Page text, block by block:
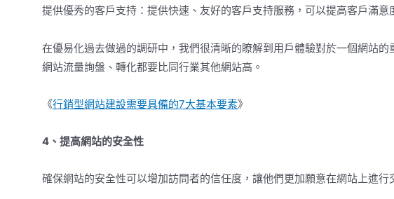
提供優秀的客戶支持：提供快速、友好的客戶支持服務，可以提高客戶滿意
在優易化過去做過的調研中，我們很清晰的瞭解到用戶體驗對於一個網站
網站流量詢盤、轉化都要比同行業其他網站高。
《行銷型網站建設需要具備的7大基本要素》
4、提高網站的安全性
確保網站的安全性可以增加訪問者的信任度，讓他們更加願意在網站上進